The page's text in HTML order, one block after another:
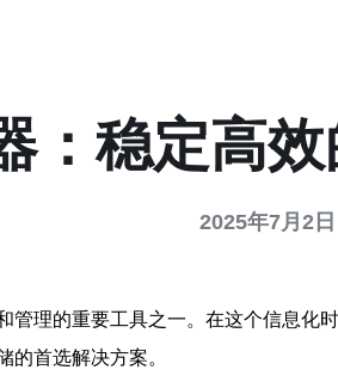
：稳定高
2025年7月2日
理的重要工具之一。在这个信息
首选解决方案。